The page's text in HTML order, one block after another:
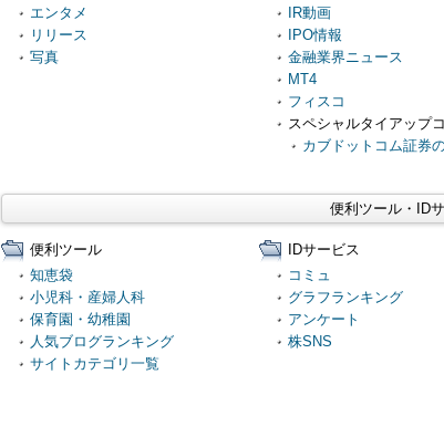
エンタメ
リリース
写真
IR動画
IPO情報
金融業界ニュース
MT4
フィスコ
スペシャルタイアップ
カブドットコム証券
便利ツール・ID
便利ツール
知恵袋
小児科・産婦人科
保育園・幼稚園
人気ブログランキング
サイトカテゴリ一覧
IDサービス
コミュ
グラフランキング
アンケート
株SNS